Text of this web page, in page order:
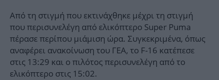
Από τη στιγμή που εκτινάχθηκε μέχρι τη στιγμή
που περισυνελέγη από ελικόπτερο Super Puma
πέρασε περίπου μιάμιση ώρα. Συγκεκριμένα, όπως
αναφέρει ανακοίνωση του ΓΕΑ, το F-16 κατέπεσε
στις 13:29 και ο πιλότος περισυνελέγη από το
ελικόπτερο στις 15:02.